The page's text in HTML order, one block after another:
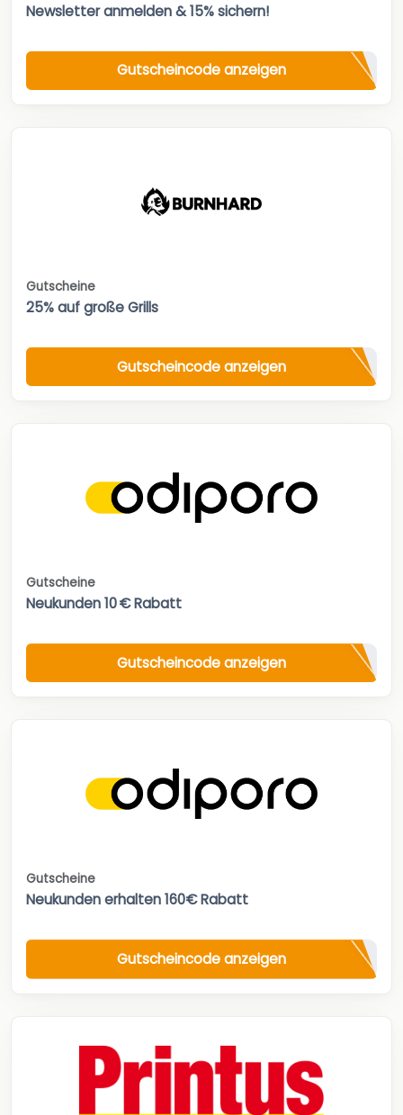
Newsletter anmelden & 15% sichern!
Gutscheincode anzeigen
Gutscheine
25% auf große Grills
Gutscheincode anzeigen
Gutscheine
Neukunden 10 € Rabatt
Gutscheincode anzeigen
Gutscheine
Neukunden erhalten 160€ Rabatt
Gutscheincode anzeigen